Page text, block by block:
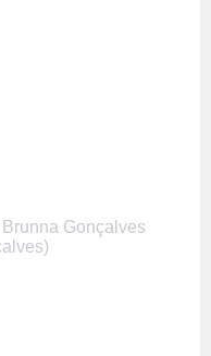
Gonçalves